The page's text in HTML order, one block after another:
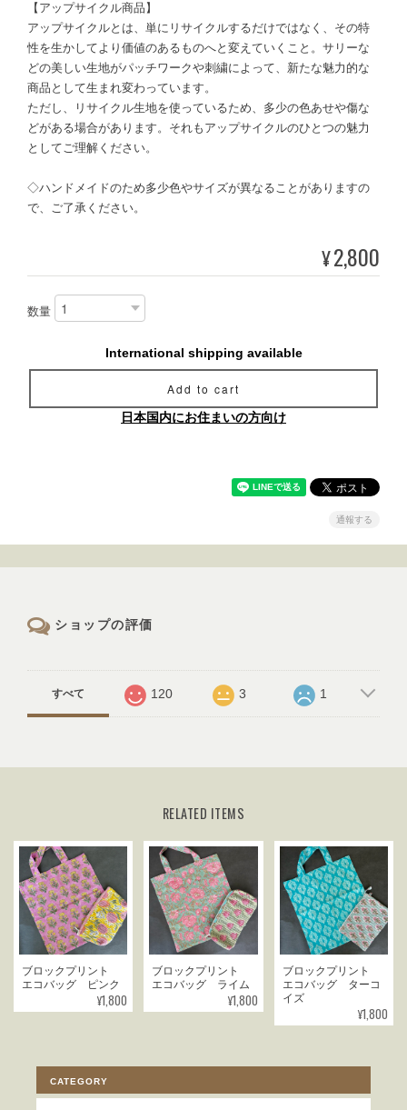
【アップサイクル商品】
アップサイクルとは、単にリサイクルするだけではなく、その特
性を生かしてより価値のあるものへと変えていくこと。サリーな
どの美しい生地がパッチワークや刺繍によって、新たな魅力的な
商品として生まれ変わっています。
ただし、リサイクル生地を使っているため、多少の色あせや傷な
どがある場合があります。それもアップサイクルのひとつの魅力
としてご理解ください。
◇ハンドメイドのため多少色やサイズが異なることがありますの
で、ご了承ください。
¥2,800
数量
International shipping available
Add to cart
日本国内にお住まいの方向け
通報する
ショップの評価
すべて 120 3 1
RELATED ITEMS
ブロックプリント
エコバッグ ピンク
¥1,800
ブロックプリント
エコバッグ ライム
¥1,800
ブロックプリント
エコバッグ ターコ
イズ
¥1,800
CATEGORY